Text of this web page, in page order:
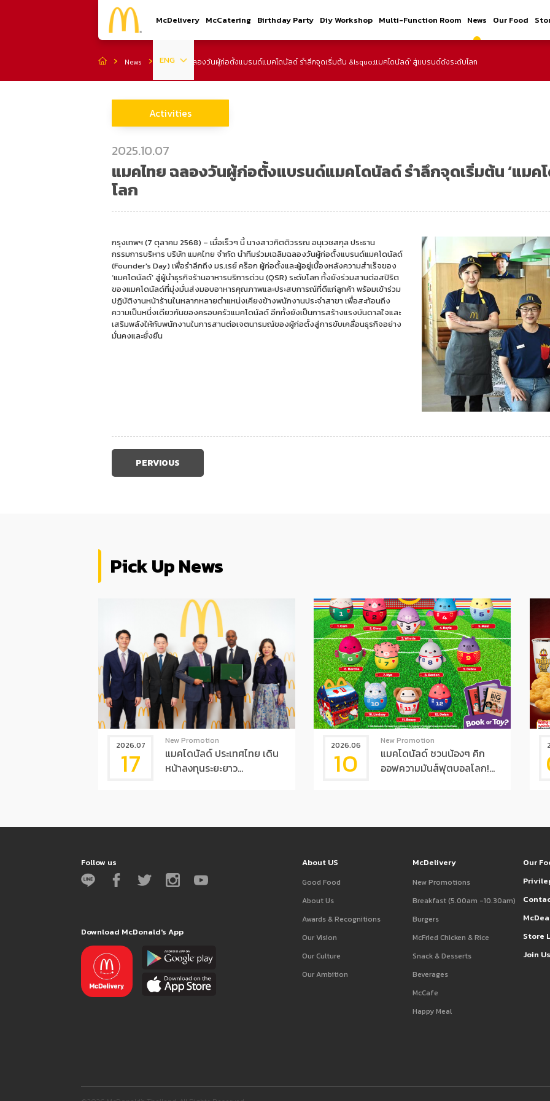
McDelivery McCatering Birthday Party Diy Workshop Multi-Function Room News Our Food
ENG
News แมคไทย ฉลองวันผู้ก่อตั้งแบรนด์แมคโดนัลด์ รำลึกจุดเริ่มต้น &lsquo;แมคโดนัลด์' สู่แบรนด์ดังระดับโลก
Activities
2025.10.07
แมคไทย ฉลองวันผู้ก่อตั้งแบรนด์แมคโดนัลด์ รำลึกจุดเริ่มต้น ‘แม
โลก
กรุงเทพฯ (7 ตุลาคม 2568) – เมื่อเร็วๆ นี้ นางสาวกิตติวรรณ อนุเวชสกุล ประธาน
กรรมการบริหาร บริษัท แมคไทย จำกัด นำทีมร่วมเฉลิมฉลองวันผู้ก่อตั้งแบรนด์แมคโดนัลด์
(Founder's Day) เพื่อรำลึกถึง มร.เรย์ คร็อก ผู้ก่อตั้งและผู้อยู่เบื้องหลังความสำเร็จของ
‘แมคโดนัลด์' สู่ผู้นำธุรกิจร้านอาหารบริการด่วน (QSR) ระดับโลก ทั้งยังร่วมสานต่อสปิริต
ของแมคโดนัลด์ที่มุ่งมั่นส่งมอบอาหารคุณภาพและประสบการณ์ที่ดีแก่ลูกค้า พร้อมเข้าร่วม
ปฏิบัติงานหน้าร้านในหลากหลายตำแหน่งเคียงข้างพนักงานประจำสาขา เพื่อสะท้อนถึง
ความเป็นหนึ่งเดียวกันของครอบครัวแมคโดนัลด์ อีกทั้งยังเป็นการสร้างแรงบันดาลใจและ
เสริมพลังให้กับพนักงานในการสานต่อเจตนารมณ์ของผู้ก่อตั้งสู่การขับเคลื่อนธุรกิจอย่าง
มั่นคงและยั่งยืน
PERVIOUS
Pick Up News
2026.07
17
New Promotion
แมคโดนัลด์ ประเทศไทย เดิน
หน้าลงทุนระยะยาว...
2026.06
10
New Promotion
แมคโดนัลด์ ชวนน้องๆ คิก
ออฟความมันส์ฟุตบอลโลก!...
Follow us
Download McDonald's App
About US
Good Food
About Us
Awards & Recognitions
Our Vision
Our Culture
Our Ambition
McDelivery
New Promotions
Breakfast (5.00am -10.30am)
Burgers
McFried Chicken & Rice
Snack & Desserts
Beverages
McCafe
Happy Meal
Our
Store
Join Us